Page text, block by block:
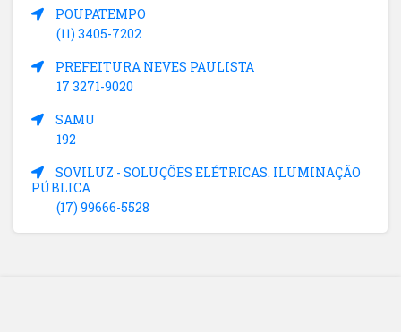
POUPATEMPO
(11) 3405-7202
PREFEITURA NEVES PAULISTA
17 3271-9020
SAMU
192
SOVILUZ - SOLUÇÕES ELÉTRICAS. ILUMINAÇÃO
PÚBLICA
(17) 99666-5528